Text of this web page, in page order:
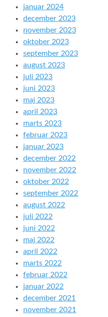
januar 2024
december 2023
november 2023
oktober 2023
september 2023
august 2023
juli 2023
juni 2023
maj 2023
april 2023
marts 2023
februar 2023
januar 2023
december 2022
november 2022
oktober 2022
september 2022
august 2022
juli 2022
juni 2022
maj 2022
april 2022
marts 2022
februar 2022
januar 2022
december 2021
november 2021